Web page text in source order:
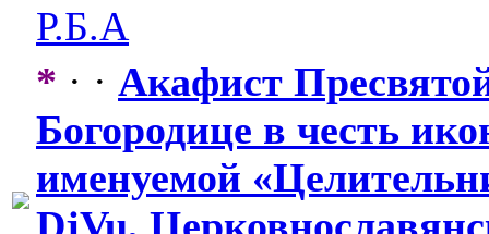
Р.Б.А
* · · Акафист
Богородице в честь
именуемой